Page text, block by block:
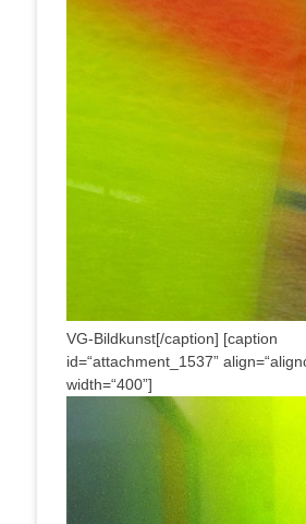
VG-Bildkunst[/caption] [cap­ti­on
id=“attachment_1537”
width=“400”]